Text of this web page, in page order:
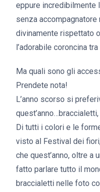
eppure incredibilmente
senza accompagnatore
divinamente rispettato
l’adorabile coroncina
Ma quali sono gli
Prendete nota!
L’anno scorso si
Di tutti i colori e le
visto al Festival dei
che quest’anno, oltre a
fatto parlare tutto il
braccialetti nelle foto